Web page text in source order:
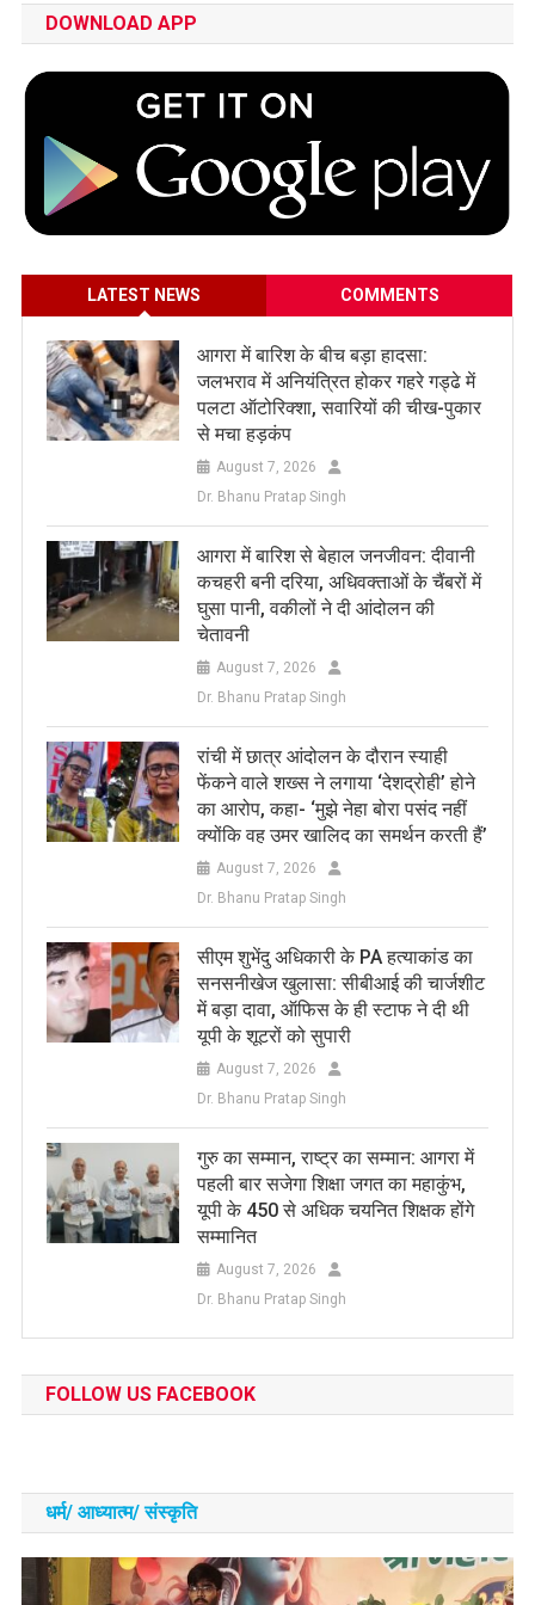
DOWNLOAD APP
LATEST NEWS COMMENTS
आगरा में बारिश के बीच बड़ा हादसा:
जलभराव में अनियंत्रित होकर गहरे गड्ढे में
पलटा ऑटोरिक्शा, सवारियों की चीख-पुकार
से मचा हड़कंप
August 7, 2026
Dr. Bhanu Pratap Singh
आगरा में बारिश से बेहाल जनजीवन: दीवानी
कचहरी बनी दरिया, अधिवक्ताओं के चैंबरों में
घुसा पानी, वकीलों ने दी आंदोलन की
चेतावनी
August 7, 2026
Dr. Bhanu Pratap Singh
रांची में छात्र आंदोलन के दौरान स्याही
फेंकने वाले शख्स ने लगाया ‘देशद्रोही’ होने
का आरोप, कहा- ‘मुझे नेहा बोरा पसंद नहीं
क्योंकि वह उमर खालिद का समर्थन करती हैं’
August 7, 2026
Dr. Bhanu Pratap Singh
सीएम शुभेंदु अधिकारी के PA हत्याकांड का
सनसनीखेज खुलासा: सीबीआई की चार्जशीट
में बड़ा दावा, ऑफिस के ही स्टाफ ने दी थी
यूपी के शूटरों को सुपारी
August 7, 2026
Dr. Bhanu Pratap Singh
​गुरु का सम्मान, राष्ट्र का सम्मान: आगरा में
पहली बार सजेगा शिक्षा जगत का महाकुंभ,
यूपी के 450 से अधिक चयनित शिक्षक होंगे
सम्मानित
August 7, 2026
Dr. Bhanu Pratap Singh
FOLLOW US FACEBOOK
धर्म/ आध्‍यात्‍म/ संस्‍कृति